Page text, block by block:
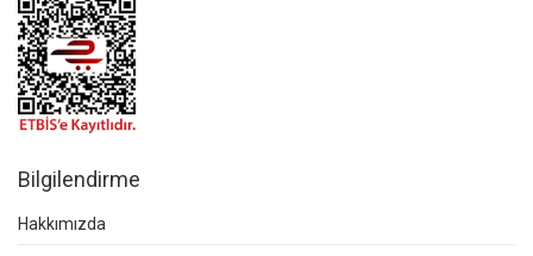
Bilgilendirme
Hakkımızda